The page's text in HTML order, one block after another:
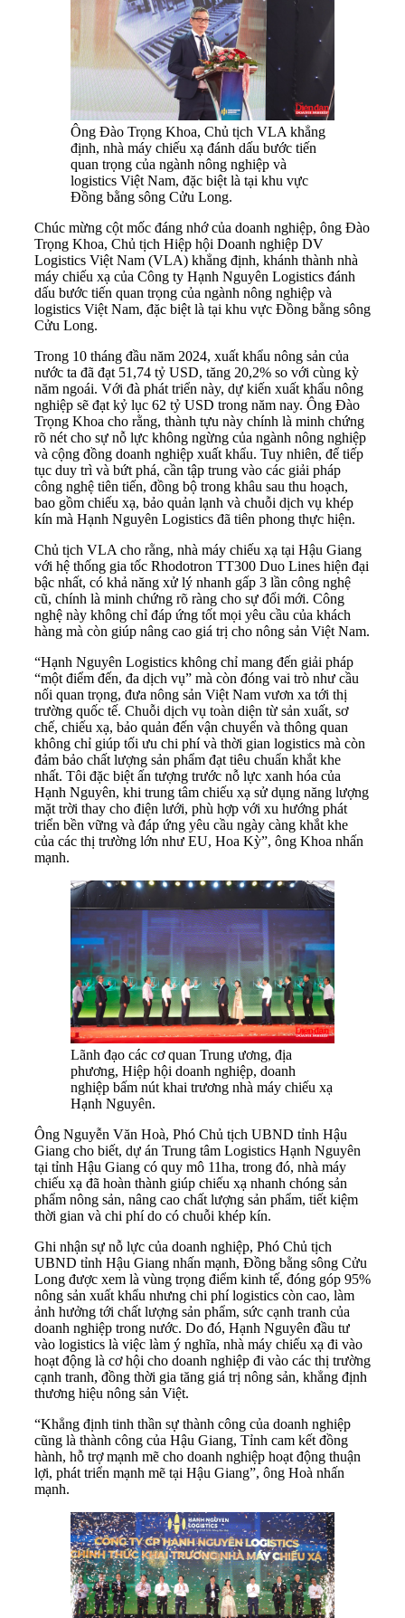
Ông Đào Trọng Khoa, Chủ tịch VLA khẳng
định, nhà máy chiếu xạ đánh dấu bước tiến
quan trọng của ngành nông nghiệp và
logistics Việt Nam, đặc biệt là tại khu vực
Đồng bằng sông Cửu Long.
Chúc mừng cột mốc đáng nhớ của doanh nghiệp, ông Đào
Trọng Khoa, Chủ tịch Hiệp hội Doanh nghiệp DV
Logistics Việt Nam (VLA) khẳng định, khánh thành nhà
máy chiếu xạ của Công ty Hạnh Nguyên Logistics đánh
dấu bước tiến quan trọng của ngành nông nghiệp và
logistics Việt Nam, đặc biệt là tại khu vực Đồng bằng sông
Cửu Long.
Trong 10 tháng đầu năm 2024, xuất khẩu nông sản của
nước ta đã đạt 51,74 tỷ USD, tăng 20,2% so với cùng kỳ
năm ngoái. Với đà phát triển này, dự kiến xuất khẩu nông
nghiệp sẽ đạt kỷ lục 62 tỷ USD trong năm nay. Ông Đào
Trọng Khoa cho rằng, thành tựu này chính là minh chứng
rõ nét cho sự nỗ lực không ngừng của ngành nông nghiệp
và cộng đồng doanh nghiệp xuất khẩu. Tuy nhiên, để tiếp
tục duy trì và bứt phá, cần tập trung vào các giải pháp
công nghệ tiên tiến, đồng bộ trong khâu sau thu hoạch,
bao gồm chiếu xạ, bảo quản lạnh và chuỗi dịch vụ khép
kín mà Hạnh Nguyên Logistics đã tiên phong thực hiện.
Chủ tịch VLA cho rằng, nhà máy chiếu xạ tại Hậu Giang
với hệ thống gia tốc Rhodotron TT300 Duo Lines hiện đại
bậc nhất, có khả năng xử lý nhanh gấp 3 lần công nghệ
cũ, chính là minh chứng rõ ràng cho sự đổi mới. Công
nghệ này không chỉ đáp ứng tốt mọi yêu cầu của khách
hàng mà còn giúp nâng cao giá trị cho nông sản Việt Nam.
“Hạnh Nguyên Logistics không chỉ mang đến giải pháp
“một điểm đến, đa dịch vụ” mà còn đóng vai trò như cầu
nối quan trọng, đưa nông sản Việt Nam vươn xa tới thị
trường quốc tế. Chuỗi dịch vụ toàn diện từ sản xuất, sơ
chế, chiếu xạ, bảo quản đến vận chuyển và thông quan
không chỉ giúp tối ưu chi phí và thời gian logistics mà còn
đảm bảo chất lượng sản phẩm đạt tiêu chuẩn khắt khe
nhất. Tôi đặc biệt ấn tượng trước nỗ lực xanh hóa của
Hạnh Nguyên, khi trung tâm chiếu xạ sử dụng năng lượng
mặt trời thay cho điện lưới, phù hợp với xu hướng phát
triển bền vững và đáp ứng yêu cầu ngày càng khắt khe
của các thị trường lớn như EU, Hoa Kỳ”, ông Khoa nhấn
mạnh.
Lãnh đạo các cơ quan Trung ương, địa
phương, Hiệp hội doanh nghiệp, doanh
nghiệp bấm nút khai trương nhà máy chiếu xạ
Hạnh Nguyên.
Ông Nguyễn Văn Hoà, Phó Chủ tịch UBND tỉnh Hậu
Giang cho biết, dự án Trung tâm Logistics Hạnh Nguyên
tại tỉnh Hậu Giang có quy mô 11ha, trong đó, nhà máy
chiếu xạ đã hoàn thành giúp chiếu xạ nhanh chóng sản
phẩm nông sản, nâng cao chất lượng sản phẩm, tiết kiệm
thời gian và chi phí do có chuỗi khép kín.
Ghi nhận sự nỗ lực của doanh nghiệp, Phó Chủ tịch
UBND tỉnh Hậu Giang nhấn mạnh, Đồng bằng sông Cửu
Long được xem là vùng trọng điểm kinh tế, đóng góp 95%
nông sản xuất khẩu nhưng chi phí logistics còn cao, làm
ảnh hưởng tới chất lượng sản phẩm, sức cạnh tranh của
doanh nghiệp trong nước. Do đó, Hạnh Nguyên đầu tư
vào logistics là việc làm ý nghĩa, nhà máy chiếu xạ đi vào
hoạt động là cơ hội cho doanh nghiệp đi vào các thị trường
cạnh tranh, đồng thời gia tăng giá trị nông sản, khẳng định
thương hiệu nông sản Việt.
“Khẳng định tinh thần sự thành công của doanh nghiệp
cũng là thành công của Hậu Giang, Tỉnh cam kết đồng
hành, hỗ trợ mạnh mẽ cho doanh nghiệp hoạt động thuận
lợi, phát triển mạnh mẽ tại Hậu Giang”, ông Hoà nhấn
mạnh.